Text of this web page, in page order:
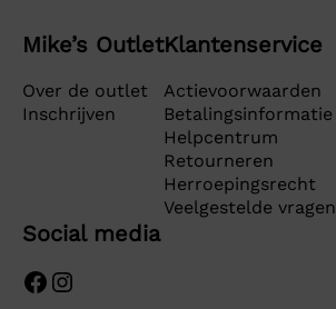
Mike’s Outlet
Over de outlet
Inschrijven
Klantenservice
Actievoorwaarden
Betalingsinformatie
Helpcentrum
Retourneren
Herroepingsrecht
Veelgestelde vragen
Social media
Facebook